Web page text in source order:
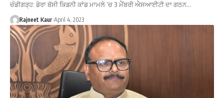
ਚੰਡੀਗੜ੍ਹ: ਡੇਰਾ ਬੱਸੀ ਕਿਡਨੀ ਕਾਂਡ ਮਾਮਲੇ ’ਚ 3 ਮੈਂਬਰੀ ਐਸਆਈਟੀ ਦਾ ਗਠਨ…
Rajneet Kaur April 4, 2023